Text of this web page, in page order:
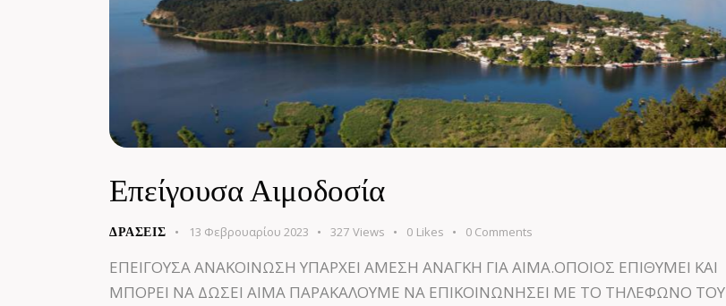
Επείγουσα Αιμοδοσία
ΔΡΆΣΕΙΣ 13 Φεβρουαρίου 2023 327 Views 0 Likes 0 Comments
ΕΠΕΙΓΟΥΣΑ ΑΝΑΚΟΙΝΩΣΗ ΥΠΑΡΧΕΙ ΑΜΕΣΗ ΑΝΑΓΚΗ ΓΙΑ ΑΙΜΑ.ΟΠΟΙΟΣ ΕΠΙΘΥΜΕΙ ΚΑΙ
ΜΠΟΡΕΙ ΝΑ ΔΩΣΕΙ ΑΙΜΑ ΠΑΡΑΚΑΛΟΥΜΕ ΝΑ ΕΠΙΚΟΙΝΩΝΗΣΕΙ ΜΕ ΤΟ ΤΗΛΕΦΩΝΟ ΤΟΥ